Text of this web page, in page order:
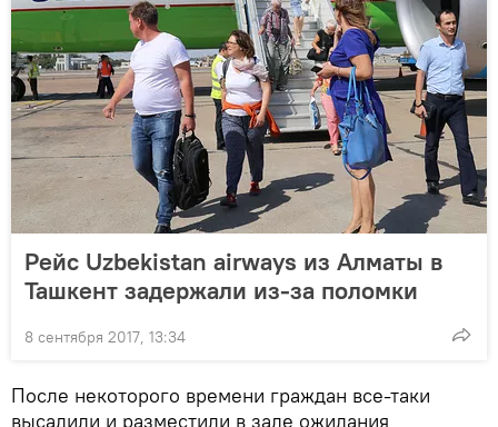
Рейс Uzbekistan airways из Алматы в
Ташкент задержали из-за поломки
8 сентября 2017, 13:34
После некоторого времени граждан все-таки
высадили и разместили в зале ожидания